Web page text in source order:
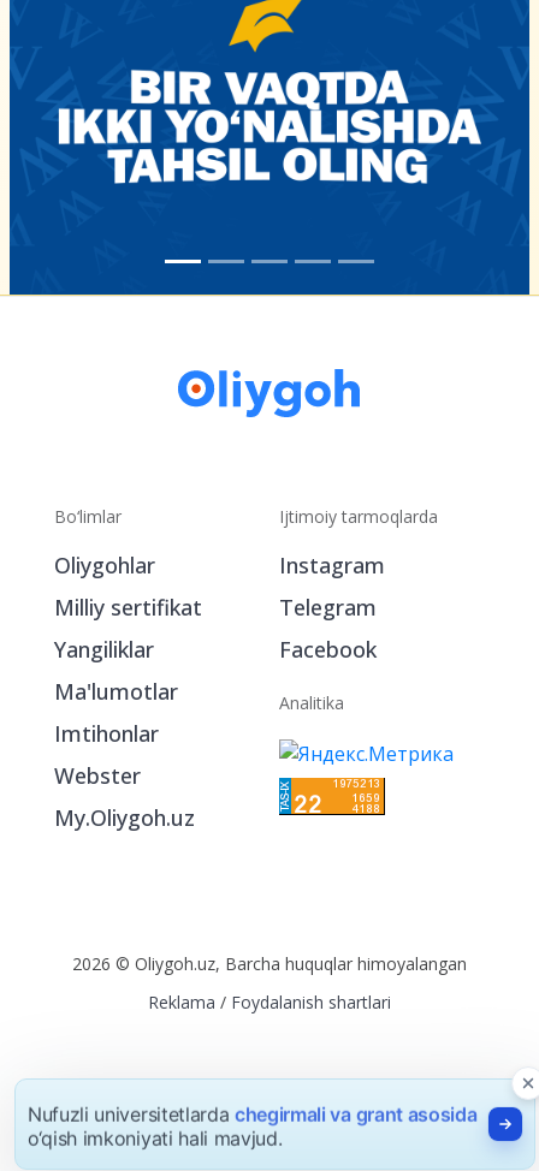
Bo‘limlar
Oliygohlar
Milliy sertifikat
Yangiliklar
Ma'lumotlar
Imtihonlar
Webster
My.Oliygoh.uz
Ijtimoiy tarmoqlarda
Instagram
Telegram
Facebook
Analitika
2026 © Oliygoh.uz, Barcha huquqlar himoyalangan
Reklama / Foydalanish shartlari
Nufuzli universitetlarda chegirmali va grant asosida
o‘qish imkoniyati hali mavjud.